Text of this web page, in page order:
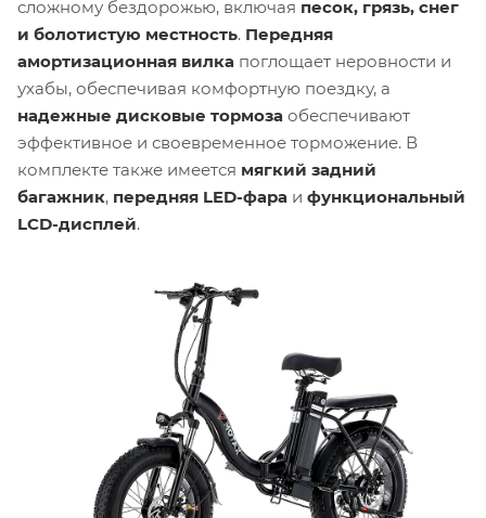
сложному бездорожью, включая песок, грязь, снег
и болотистую местность. Передняя
амортизационная вилка поглощает неровности и
ухабы, обеспечивая комфортную поездку, а
надежные дисковые тормоза обеспечивают
эффективное и своевременное торможение. В
комплекте также имеется мягкий задний
багажник, передняя LED-фара и функциональный
LCD-дисплей.